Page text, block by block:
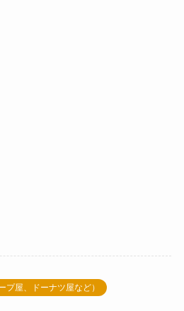
プ屋、ドーナツ屋など）